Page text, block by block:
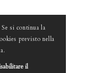
si continua la
previsto nella
il